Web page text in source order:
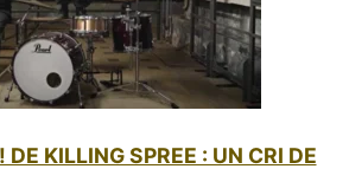
KILLING SPREE : UN CRI DE